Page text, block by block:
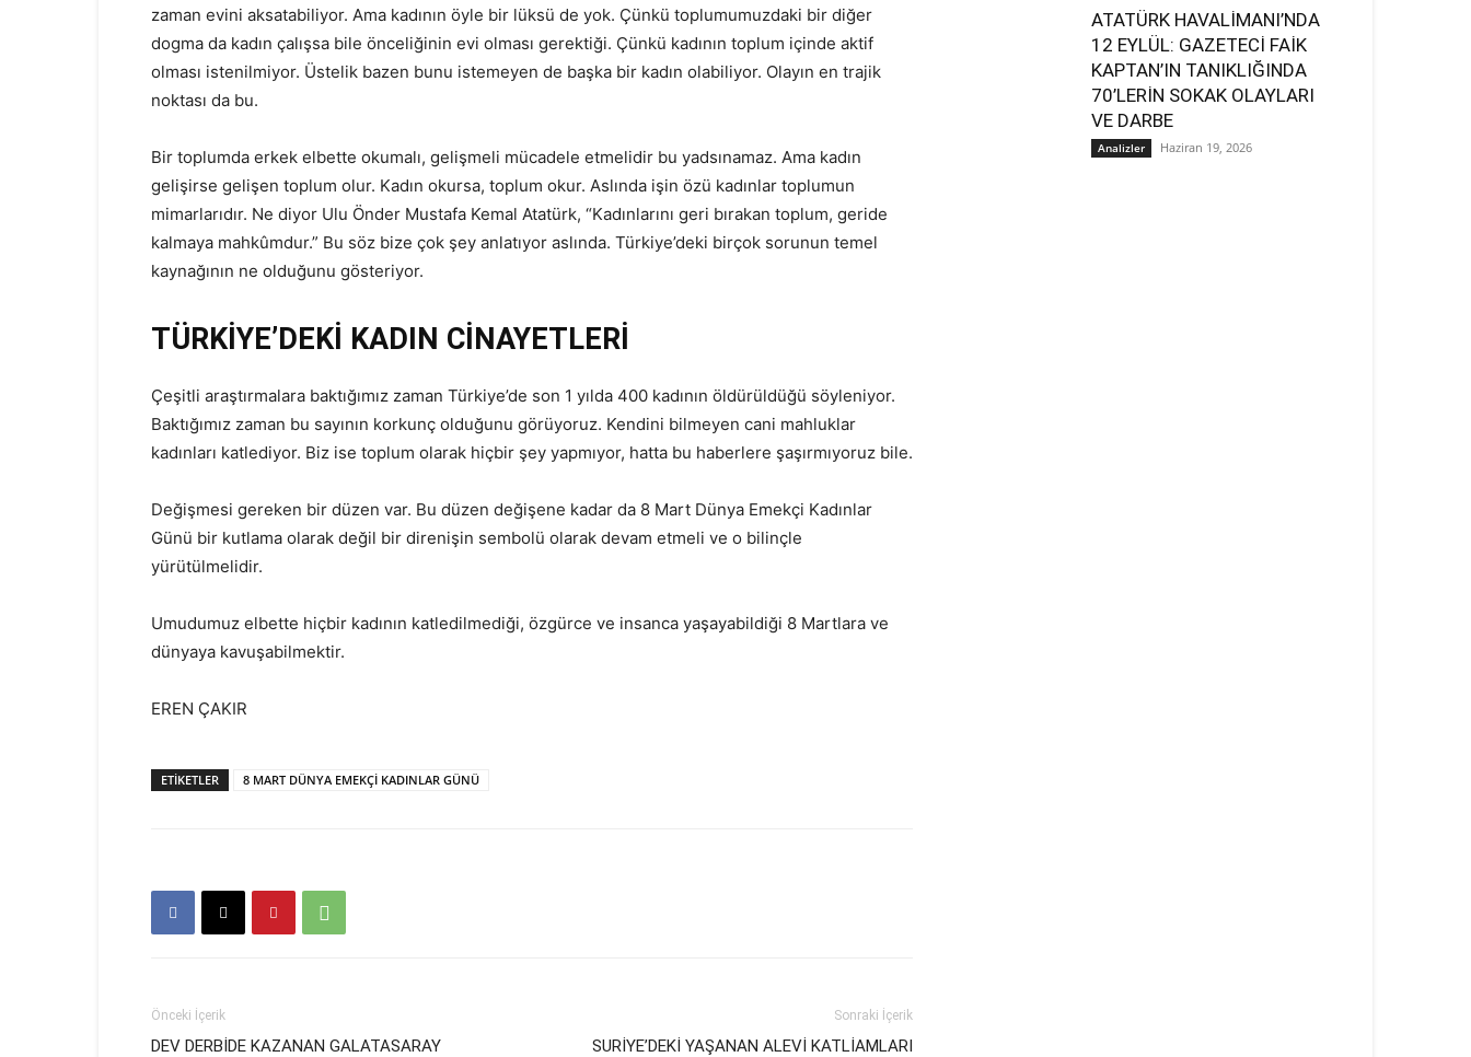
zaman evini aksatabiliyor. Ama kadının öyle bir lüksü de yok. Çünkü toplumumuzdaki bir diğer
dogma da kadın çalışsa bile önceliğinin evi olması gerektiği. Çünkü kadının toplum içinde aktif
olması istenilmiyor. Üstelik bazen bunu istemeyen de başka bir kadın olabiliyor. Olayın en trajik
noktası da bu.
Bir toplumda erkek elbette okumalı, gelişmeli mücadele etmelidir bu yadsınamaz. Ama kadın
gelişirse gelişen toplum olur. Kadın okursa, toplum okur. Aslında işin özü kadınlar toplumun
mimarlarıdır. Ne diyor Ulu Önder Mustafa Kemal Atatürk, “Kadınlarını geri bırakan toplum, geride
kalmaya mahkûmdur.” Bu söz bize çok şey anlatıyor aslında. Türkiye’deki birçok sorunun temel
kaynağının ne olduğunu gösteriyor.
TÜRKİYE’DEKİ KADIN CİNAYETLERİ
Çeşitli araştırmalara baktığımız zaman Türkiye’de son 1 yılda 400 kadının öldürüldüğü söyleniyor.
Baktığımız zaman bu sayının korkunç olduğunu görüyoruz. Kendini bilmeyen cani mahluklar
kadınları katlediyor. Biz ise toplum olarak hiçbir şey yapmıyor, hatta bu haberlere şaşırmıyoruz bile.
Değişmesi gereken bir düzen var. Bu düzen değişene kadar da 8 Mart Dünya Emekçi Kadınlar
Günü bir kutlama olarak değil bir direnişin sembolü olarak devam etmeli ve o bilinçle
yürütülmelidir.
Umudumuz elbette hiçbir kadının katledilmediği, özgürce ve insanca yaşayabildiği 8 Martlara ve
dünyaya kavuşabilmektir.
EREN ÇAKIR
ETIKETLER 8 MART DÜNYA EMEKÇİ KADINLAR GÜNÜ
Önceki İçerik
DEV DERBİDE KAZANAN GALATASARAY
Sonraki İçerik
SURİYE’DEKİ YAŞANAN ALEVİ KATLİAMLARI
ATATÜRK HAVALİMANI’NDA
12 EYLÜL: GAZETECİ FAİK
KAPTAN’IN TANIKLIĞINDA
70’LERİN SOKAK OLAYLARI
VE DARBE
Analizler Haziran 19, 2026